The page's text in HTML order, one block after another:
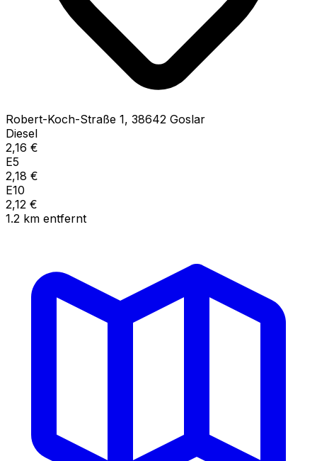
Robert-Koch-Straße 1, 38642 Goslar
Diesel
2,16 €
E5
2,18 €
E10
2,12 €
1.2 km entfernt